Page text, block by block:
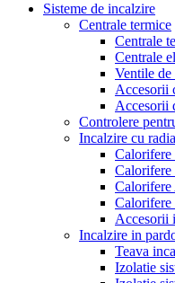
Sisteme de incalzire
Centrale termice
Centrale
Centrale
Ventile de
Accesorii
Accesorii
Controlere
Incalzire cu
Calorifere
Calorifere
Calorifere
Accesorii
Incalzire in
Teava
Izolatie